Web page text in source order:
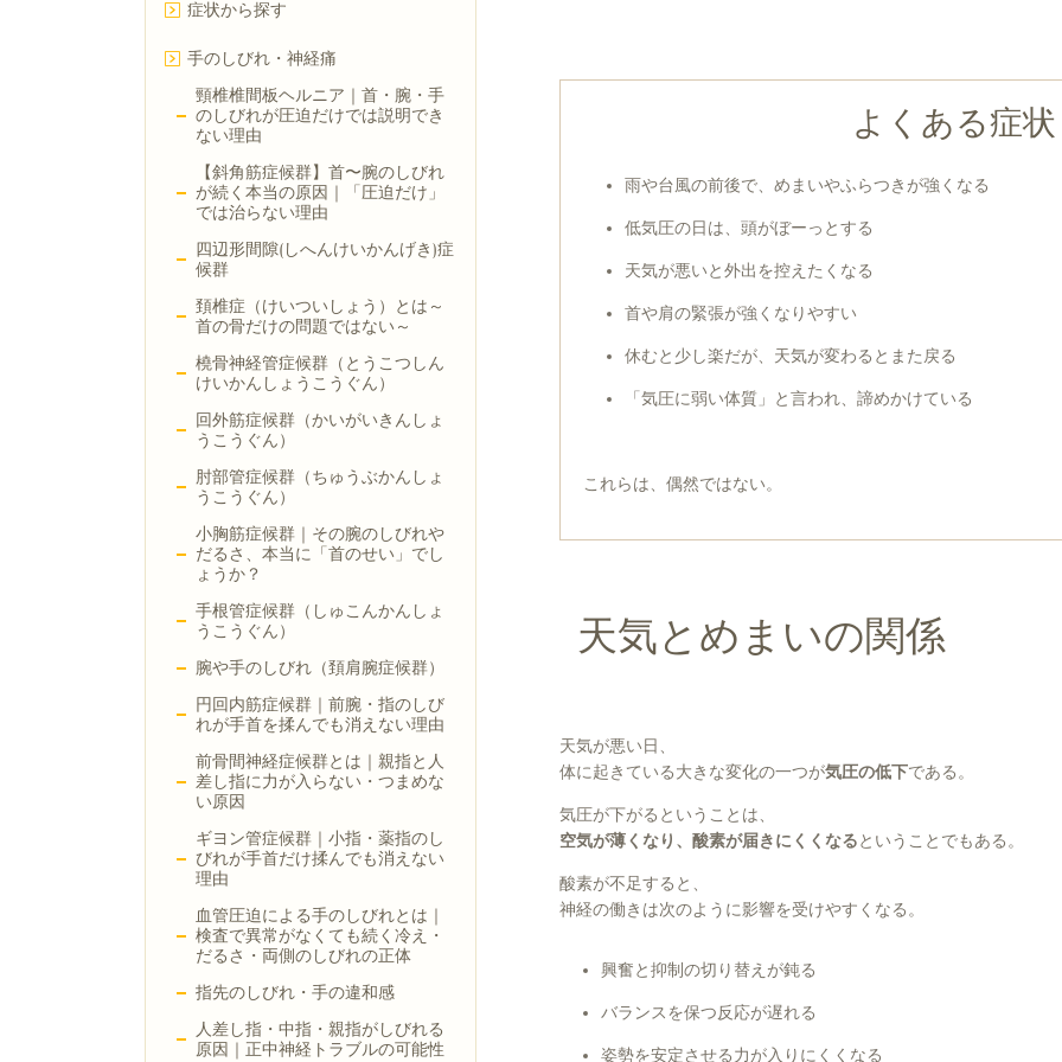
よくある症
雨や台風の前後で、めまいやふらつきが強くなる
低気圧の日は、頭がぼーっとする
天気が悪いと外出を控えたくなる
首や肩の緊張が強くなりやすい
休むと少し楽だが、天気が変わるとまた戻る
「気圧に弱い体質」と言われ、諦めかけている
これらは、偶然ではない。
天気とめまいの関係
天気が悪い日、
体に起きている大きな変化の一つが気圧の低下である。
気圧が下がるということは、
空気が薄くなり、酸素が届きにくくなるということでもある。
酸素が不足すると、
神経の働きは次のように影響を受けやすくなる。
興奮と抑制の切り替えが鈍る
バランスを保つ反応が遅れる
姿勢を安定させる力が入りにくくなる
症状から探す
手のしびれ・神経痛
頸椎椎間板ヘルニア｜首・腕・手
のしびれが圧迫だけでは説明でき
ない理由
【斜角筋症候群】首〜腕のしびれ
が続く本当の原因｜「圧迫だけ」
では治らない理由
四辺形間隙(しへんけいかんげき)症
候群
頚椎症（けいついしょう）とは～
首の骨だけの問題ではない～
橈骨神経管症候群（とうこつしん
けいかんしょうこうぐん）
回外筋症候群（かいがいきんしょ
うこうぐん）
肘部管症候群（ちゅうぶかんしょ
うこうぐん）
小胸筋症候群｜その腕のしびれや
だるさ、本当に「首のせい」でし
ょうか？
手根管症候群（しゅこんかんしょ
うこうぐん）
腕や手のしびれ（頚肩腕症候群）
円回内筋症候群｜前腕・指のしび
れが手首を揉んでも消えない理由
前骨間神経症候群とは｜親指と人
差し指に力が入らない・つまめな
い原因
ギヨン管症候群｜小指・薬指のし
びれが手首だけ揉んでも消えない
理由
血管圧迫による手のしびれとは｜
検査で異常がなくても続く冷え・
だるさ・両側のしびれの正体
指先のしびれ・手の違和感
人差し指・中指・親指がしびれる
原因｜正中神経トラブルの可能性